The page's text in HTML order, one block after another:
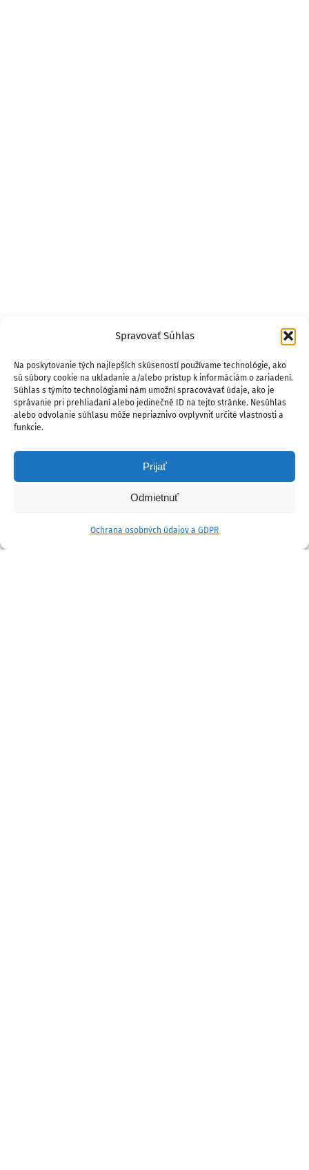
Spravovať Súhlas
Na poskytovanie tých najlepších skúseností používame technológie, ako
sú súbory cookie na ukladanie a/alebo prístup k informáciám o zariadení.
Súhlas s týmito technológiami nám umožní spracovávať údaje, ako je
správanie pri prehliadaní alebo jedinečné ID na tejto stránke. Nesúhlas
alebo odvolanie súhlasu môže nepriaznivo ovplyvniť určité vlastnosti a
funkcie.
Prijať
Odmietnuť
Ochrana osobných údajov a GDPR